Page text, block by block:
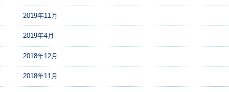
2019年11月
2019年4月
2018年12月
2018年11月